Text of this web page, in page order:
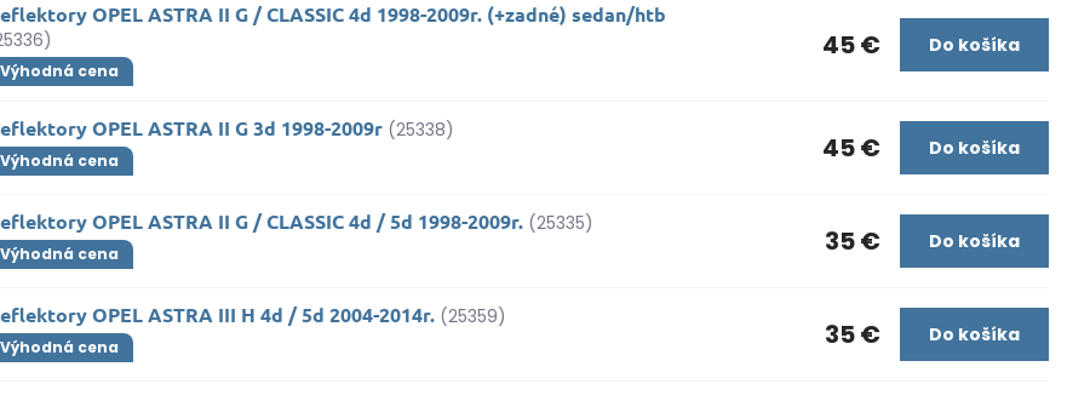
OPEL ASTRA II G / CLASSIC 4d 1998-2009r. (+zadné) sedan/htb
Výhodná cena
45 € Do košíka
OPEL ASTRA II G 3d 1998-2009r (25338)
Výhodná cena 45 € Do košíka
OPEL ASTRA II G / CLASSIC 4d / 5d 1998-2009r. (25335)
Výhodná cena 35 € Do košíka
OPEL ASTRA III H 4d / 5d 2004-2014r. (25359)
Výhodná cena 35 € Do košíka